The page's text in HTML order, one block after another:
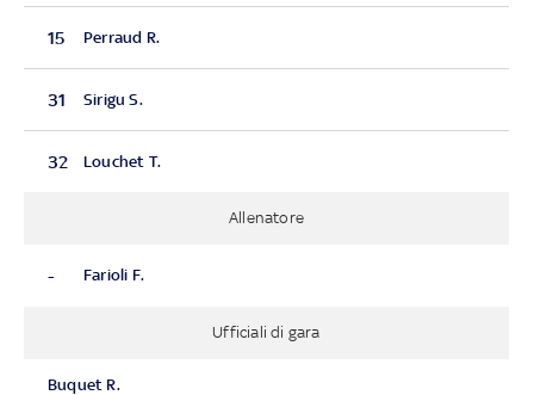
15 Perraud R.
31 Sirigu S.
32 Louchet T.
Allenatore
- Farioli F.
Ufficiali di gara
Buquet R.